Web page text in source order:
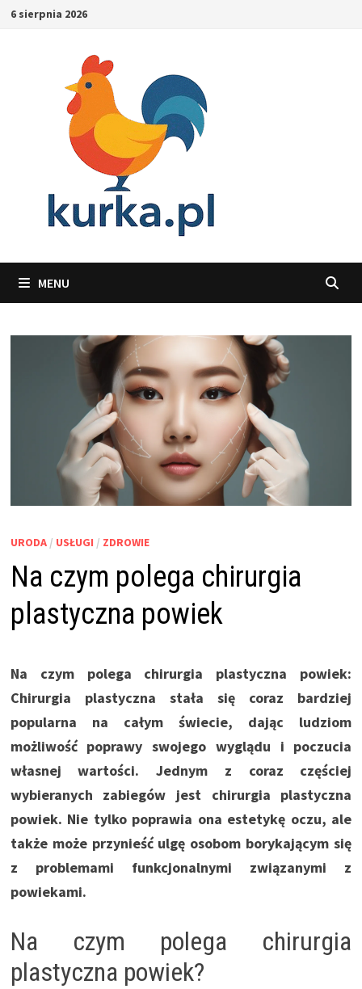
Skip6 sierpnia 2026
MENU
URODA/ USŁUGI / ZDROWIE
Na czym polega chirurgia
plastyczna powiek
Na czym polega chirurgia plastyczna powiek:
Chirurgia plastyczna stała się coraz bardziej
popularna na całym świecie, dając ludziom
możliwość poprawy swojego wyglądu i poczucia
własnej wartości. Jednym z coraz częściej
wybieranych zabiegów jest chirurgia plastyczna
powiek. Nie tylko poprawia ona estetykę oczu, ale
także może przynieść ulgę osobom borykającym się
z problemami funkcjonalnymi związanymi z
powiekami.
Na czym polega chirurgia
plastyczna powiek?